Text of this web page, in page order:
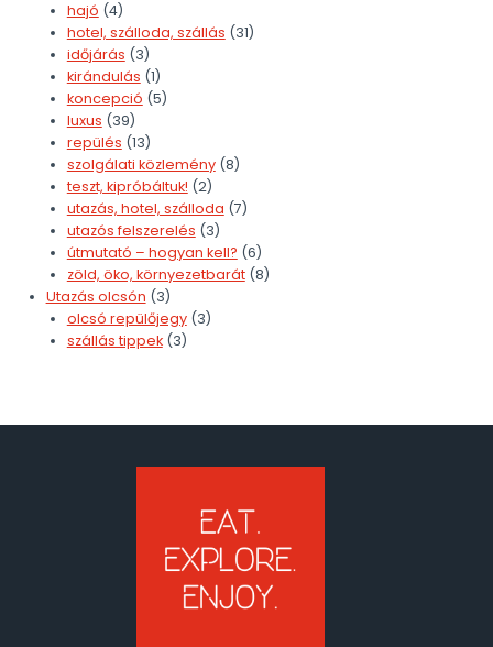
hajó (4)
hotel, szálloda, szállás (31)
időjárás (3)
kirándulás (1)
koncepció (5)
luxus (39)
repülés (13)
szolgálati közlemény(8)
teszt, kipróbáltuk! (2)
utazás, hotel, szálloda (7)
utazós felszerelés (3)
útmutató – hogyan kell? (6)
zöld, öko, környezetbarát(8)
Utazás olcsón (3)
olcsó repülőjegy(3)
szállás tippek(3)